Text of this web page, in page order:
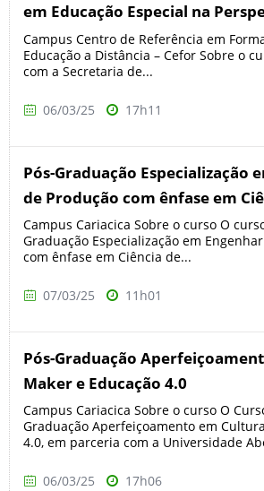
em Educação Especial na
Campus Centro de Referência em
Educação a Distância – Cefor Sobre o
com a Secretaria de...
06/03/25 17h11
Pós-Graduação Especialização
de Produção com ênfase em
Campus Cariacica Sobre o curso O
Graduação Especialização em
com ênfase em Ciência de...
07/03/25 11h01
Pós-Graduação
Maker e Educação 4.0
Campus Cariacica Sobre o curso O
Graduação Aperfeiçoamento em
4.0, em parceria com a Universidade
06/03/25 17h06